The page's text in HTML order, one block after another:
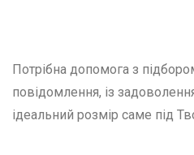
Потрібна допомога з
повідомлення, із
ідеальний розмір саме під